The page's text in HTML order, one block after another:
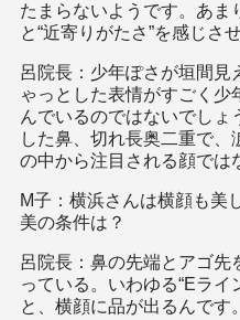
たまらないようです。あま
と“近寄りがたさ”を感じさ
呂院長：少年ぽさが垣間見
ゃっとした表情がすごく少
んでいるのではないでしょ
した鼻、切れ長奥二重で
の中から注目される顔では
M子：横浜さんは横顔も美
美の条件は？
呂院長：鼻の先端とアゴ先
っている。いわゆる“Eライ
と、横顔に品が出るんです。